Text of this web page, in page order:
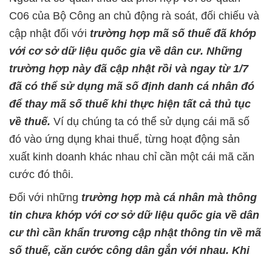
C06 của Bộ Công an chủ động rà soát, đối chiếu và
cập nhật đối với trường hợp mã số thuế đã khớp
với cơ sở dữ liệu quốc gia về dân cư. Những
trường hợp này đã cập nhật rồi và ngay từ 1/7
đã có thể sử dụng mã số định danh cá nhân đó
để thay mã số thuế khi thực hiện tất cả thủ tục
về thuế. Ví dụ chúng ta có thể sử dụng cái mã số
đó vào ứng dụng khai thuế, từng hoạt động sản
xuất kinh doanh khác nhau chỉ cần một cái mã căn
cước đó thôi.
Đối với những trường hợp mà cá nhân mà thông
tin chưa khớp với cơ sở dữ liệu quốc gia về dân
cư thì cần khẩn trương cập nhật thông tin về mã
số thuế, căn cước công dân gắn với nhau. Khi